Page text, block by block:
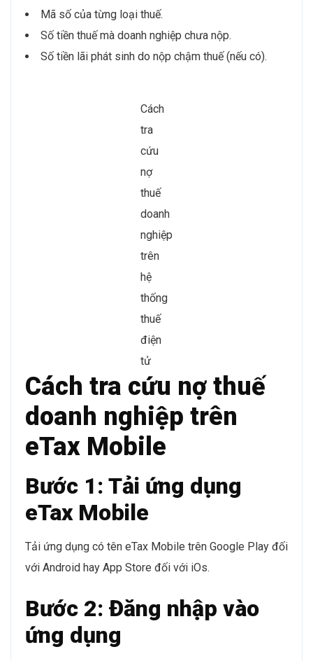
Mã số của từng loại thuế.
Số tiền thuế mà doanh nghiệp chưa nộp.
Số tiền lãi phát sinh do nộp chậm thuế (nếu có).
Cách
tra
cứu
nợ
thuế
doanh
nghiệp
trên
hệ
thống
thuế
điện
tử
Cách tra cứu nợ thuế
doanh nghiệp trên
eTax Mobile
Bước 1: Tải ứng dụng
eTax Mobile
Tải ứng dụng có tên eTax Mobile trên Google Play đối
với Android hay App Store đối với iOs.
Bước 2: Đăng nhập vào
ứng dụng